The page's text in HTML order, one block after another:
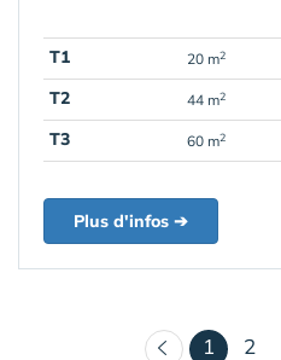
T1 20 m2
T2
44 m2
T3
60 m2
Plus d'infos ➔
1 2